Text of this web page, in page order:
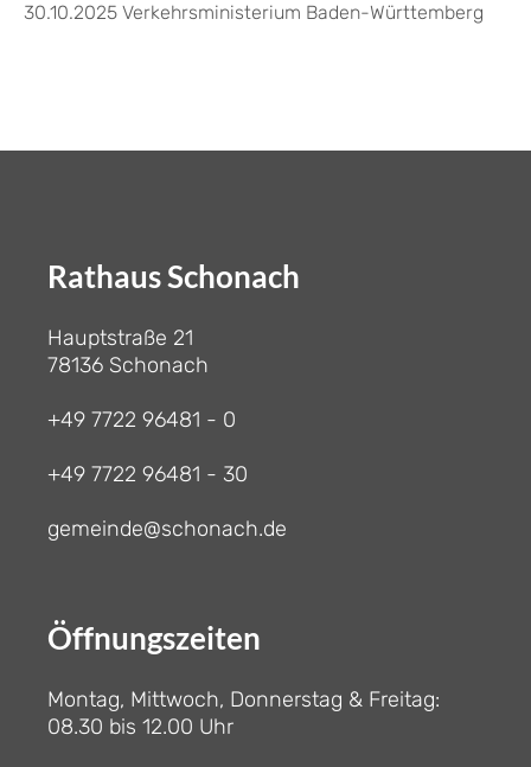
30.10.2025 Verkehrsministerium Baden-Württemberg
Rathaus Schonach
Hauptstraße 21
78136 Schonach
+49 7722 96481 - 0
+49 7722 96481 - 30
gemeinde@schonach.de
Öffnungszeiten
Montag, Mittwoch, Donnerstag & Freitag:
08.30 bis 12.00 Uhr